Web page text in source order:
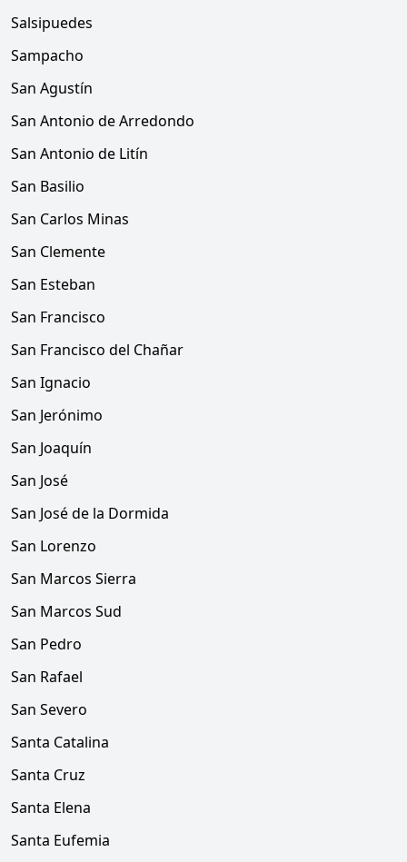
Salsipuedes
Sampacho
San Agustín
San Antonio de Arredondo
San Antonio de Litín
San Basilio
San Carlos Minas
San Clemente
San Esteban
San Francisco
San Francisco del Chañar
San Ignacio
San Jerónimo
San Joaquín
San José
San José de la Dormida
San Lorenzo
San Marcos Sierra
San Marcos Sud
San Pedro
San Rafael
San Severo
Santa Catalina
Santa Cruz
Santa Elena
Santa Eufemia